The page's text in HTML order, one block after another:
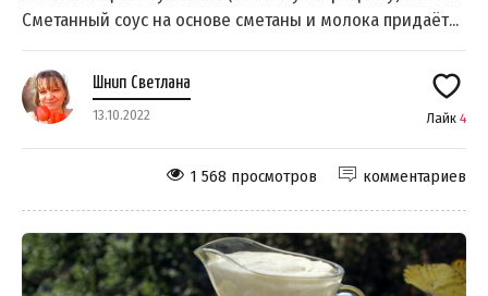
Сметанный соус на основе сметаны и молока придаёт...
Шнип Светлана
13.10.2022 Лайк 4
комментариев
1 568 просмотров